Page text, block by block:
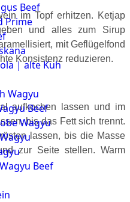
Beef
Prime
| alte Kuh
Wagyu
Beef
Wagyu
Beef
im Topf erhitzen. Ketjap
und alles zum Sirup
mit Geflügelfond
Konsistenz reduzieren.
aufkochen lassen und im
bis das Fett sich trennt.
lassen, bis die Masse
zur Seite stellen. Warm